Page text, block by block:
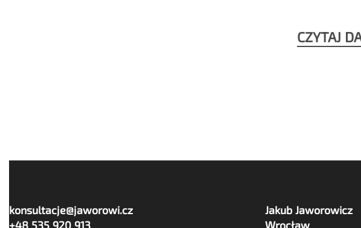
CZYTAJ
konsultacje@jaworowi.cz
+48 535 920 913
Jakub Jaworowicz
Wrocław